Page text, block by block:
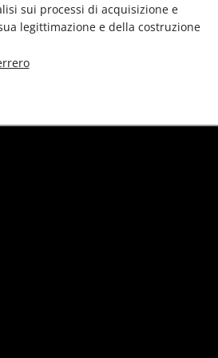
sui processi di acquisizione e
legittimazione e della costruzione